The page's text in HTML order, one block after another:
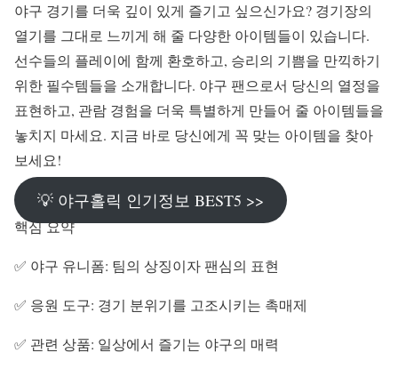
야구 경기를 더욱 깊이 있게 즐기고 싶으신가요? 경기장의
열기를 그대로 느끼게 해 줄 다양한 아이템들이 있습니다.
선수들의 플레이에 함께 환호하고, 승리의 기쁨을 만끽하기
위한 필수템들을 소개합니다. 야구 팬으로서 당신의 열정을
표현하고, 관람 경험을 더욱 특별하게 만들어 줄 아이템들을
놓치지 마세요. 지금 바로 당신에게 꼭 맞는 아이템을 찾아
보세요!
💡 야구홀릭 인기정보 BEST5 >>
핵심 요약
✅ 야구 유니폼: 팀의 상징이자 팬심의 표현
✅ 응원 도구: 경기 분위기를 고조시키는 촉매제
✅ 관련 상품: 일상에서 즐기는 야구의 매력